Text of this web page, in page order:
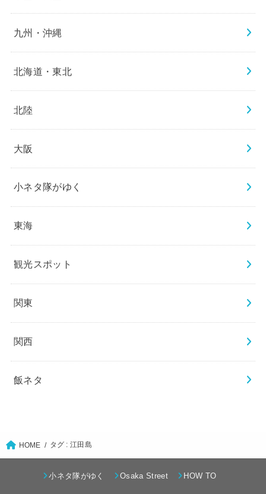
九州・沖縄
北海道・東北
北陸
大阪
小ネタ隊がゆく
東海
観光スポット
関東
関西
飯ネタ
HOME タグ : 江田島
小ネタ隊がゆく Osaka Street HOW TO